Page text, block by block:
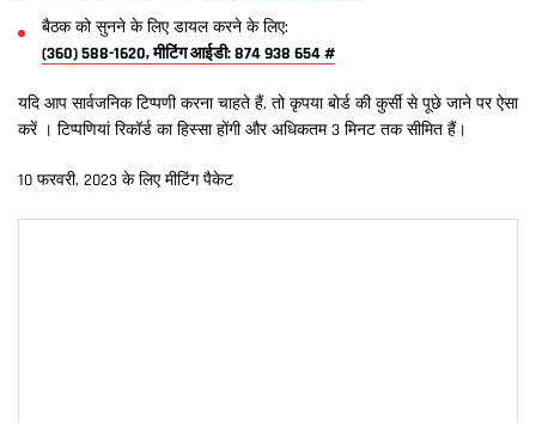
बैठक को सुनने के लिए डायल करने के लिए:
(360) 588-1620, मीटिंग आईडी: 874 938 654 #
यदि आप सार्वजनिक टिप्पणी करना चाहते हैं, तो कृपया बोर्ड की कुर्सी से पूछे जाने पर ऐसा
करें । टिप्पणियां रिकॉर्ड का हिस्सा होंगी और अधिकतम 3 मिनट तक सीमित हैं।
10 फरवरी, 2023 के लिए मीटिंग पैकेट